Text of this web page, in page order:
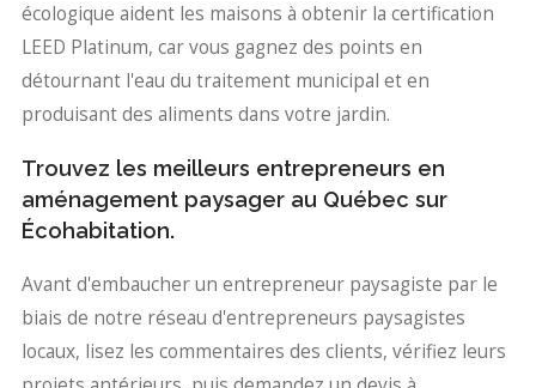
écologique aident les maisons à obtenir la certification
LEED Platinum, car vous gagnez des points en
détournant l'eau du traitement municipal et en
produisant des aliments dans votre jardin.
Trouvez les meilleurs entrepreneurs en
aménagement paysager au Québec sur
Écohabitation.
Avant d'embaucher un entrepreneur paysagiste par le
biais de notre réseau d'entrepreneurs paysagistes
locaux, lisez les commentaires des clients, vérifiez leurs